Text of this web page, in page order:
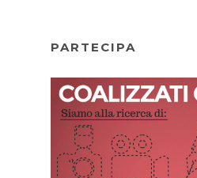
PARTECIPA